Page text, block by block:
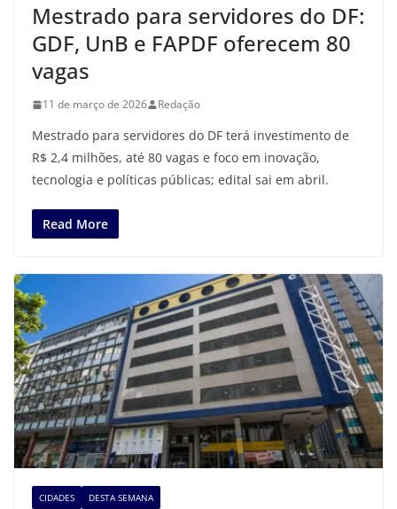
Mestrado para servidores do DF:
GDF, UnB e FAPDF oferecem 80
vagas
11 de março de 2026 Redação
Mestrado para servidores do DF terá investimento de
R$ 2,4 milhões, até 80 vagas e foco em inovação,
tecnologia e políticas públicas; edital sai em abril.
Read More
CIDADES DESTA SEMANA